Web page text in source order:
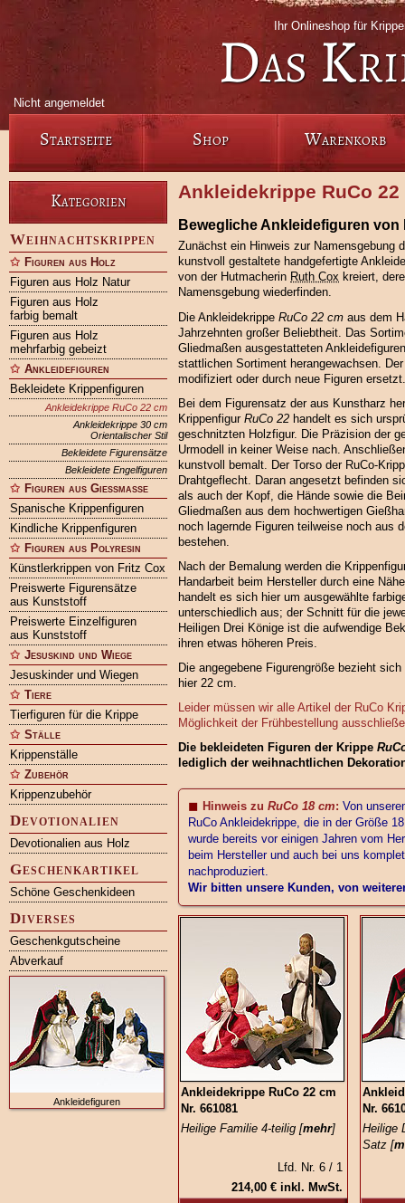
Ihr Onlineshop für
Das
Nicht angemeldet
Startseite Shop Warenkorb
Kategorien
Weihnachtskrippen
Figuren aus Holz
Figuren aus Holz Natur
Figuren aus Holz
farbig bemalt
Figuren aus Holz
mehrfarbig gebeizt
Ankleidefiguren
Bekleidete Krippenfiguren
Ankleidekrippe RuCo 22 cm
Ankleidekrippe 30 cm
Orientalischer Stil
Bekleidete Figurensätze
Bekleidete Engelfiguren
Figuren aus Gießmasse
Spanische Krippenfiguren
Kindliche Krippenfiguren
Figuren aus Polyresin
Künstlerkrippen von Fritz Cox
Preiswerte Figurensätze
aus Kunststoff
Preiswerte Einzelfiguren
aus Kunststoff
Jesuskind und Wiege
Jesuskinder und Wiegen
Tiere
Tierfiguren für die Krippe
Ställe
Krippenställe
Zubehör
Krippenzubehör
Devotionalien
Devotionalien aus Holz
Geschenkartikel
Schöne Geschenkideen
Diverses
Geschenkgutscheine
Abverkauf
Ankleidefiguren
Ankleidekrippe RuCo 22
Bewegliche Ankleidefiguren von
Zunächst ein Hinweis zur Namensgebung
kunstvoll gestaltete handgefertigte
von der Hutmacherin Ruth Cox kreiert,
Namensgebung wiederfinden.
Die Ankleidekrippe RuCo 22 cm aus dem
Jahrzehnten großer Beliebtheit. Das
Gliedmaßen ausgestatteten
stattlichen Sortiment herangewachsen.
modifiziert oder durch neue Figuren ersetzt.
Bei dem Figurensatz der aus Kunstharz
Krippenfigur RuCo 22 handelt es sich
geschnitzten Holzfigur. Die Präzision der
Urmodell in keiner Weise nach.
kunstvoll bemalt. Der Torso der RuCo-
Drahtgeflecht. Daran angesetzt befinden
als auch der Kopf, die Hände sowie die
Gliedmaßen aus dem hochwertigen
noch lagernde Figuren teilweise noch aus
bestehen.
Nach der Bemalung werden die
Handarbeit beim Hersteller durch eine
handelt es sich hier um ausgewählte
unterschiedlich aus; der Schnitt für die
Heiligen Drei Könige ist die aufwendige
ihren etwas höheren Preis.
Die angegebene Figurengröße bezieht
hier 22 cm.
Leider müssen wir alle Artikel der RuCo
Möglichkeit der Frühbestellung
Die bekleideten Figuren der Krippe
lediglich der weihnachtlichen
Hinweis zu RuCo 18 cm: Von
RuCo Ankleidekrippe, die in der Größe
wurde bereits vor einigen Jahren vom
beim Hersteller und auch bei uns
nachproduziert.
Wir bitten unsere Kunden, von
Ankleidekrippe RuCo 22 cm
Nr. 661081
Heilige Familie 4-teilig [mehr]
Lfd. Nr. 6 / 1
214,00 € inkl. MwSt.
Nr.
Heilige
Satz [